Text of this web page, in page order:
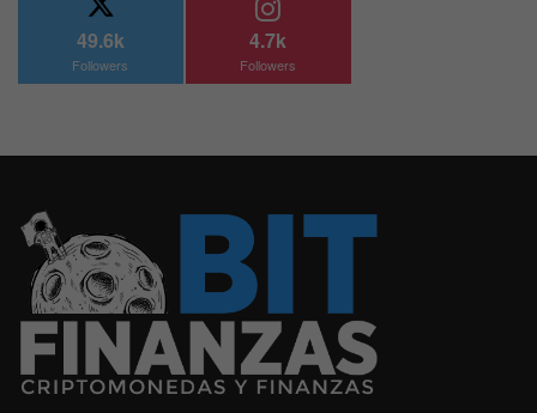
49.6k
Followers
4.7k
Followers